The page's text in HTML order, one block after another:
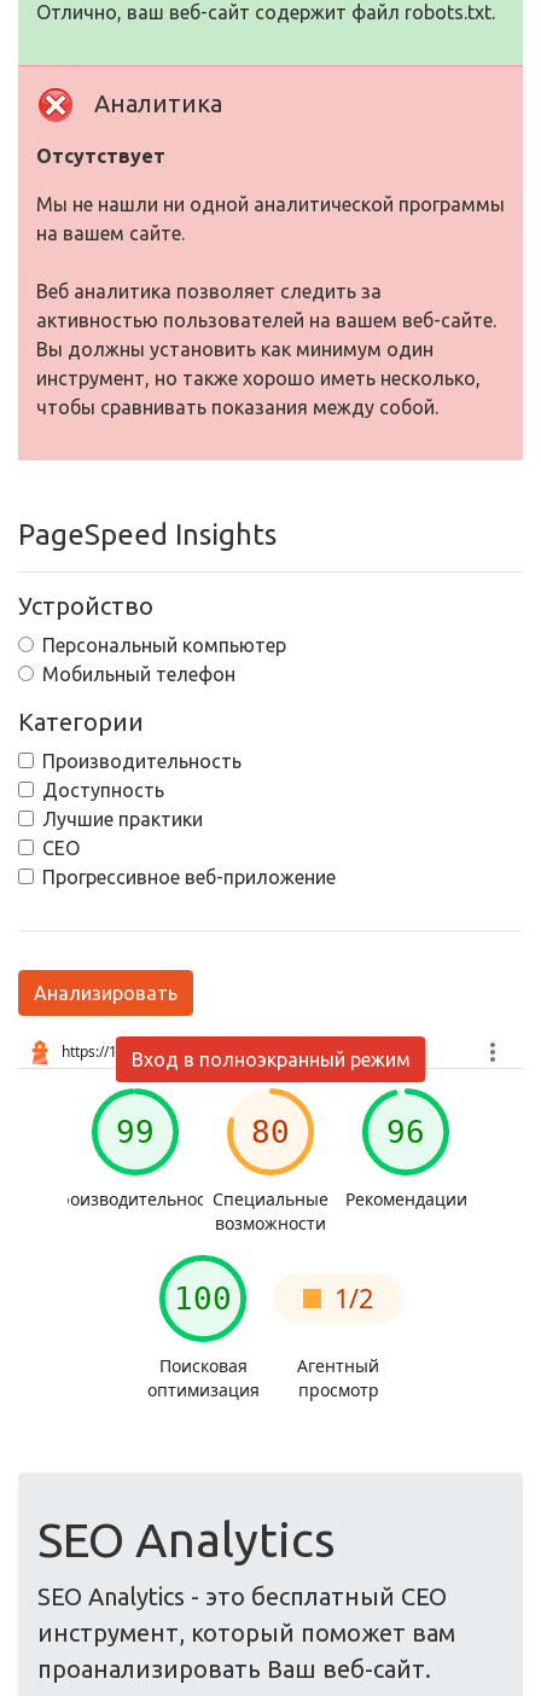
Отлично, ваш веб-сайт содержит файл robots.txt.
Аналитика
Отсутствует
Мы не нашли ни одной аналитической программы
на вашем сайте.
Веб аналитика позволяет следить за
активностью пользователей на вашем веб-сайте.
Вы должны установить как минимум один
инструмент, но также хорошо иметь несколько,
чтобы сравнивать показания между собой.
PageSpeed Insights
Устройство
Персональный компьютер
Мобильный телефон
Категории
Производительность
Доступность
Лучшие практики
СЕО
Прогрессивное веб-приложение
Анализировать
Вход в полноэкранный режим
SEO Analytics
SEO Analytics - это бесплатный СЕО
инструмент, который поможет вам
проанализировать Ваш веб-сайт.